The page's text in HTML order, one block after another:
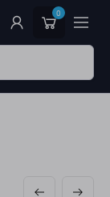
0